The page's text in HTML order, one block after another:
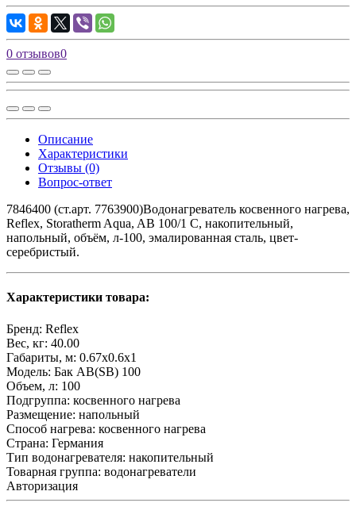
0 отзывов0
Описание
Характеристики
Отзывы (0)
Вопрос-ответ
7846400 (ст.арт. 7763900)Водонагреватель косвенного нагрева,
Reflex, Storatherm Aqua, AB 100/1 C, накопительный,
напольный, объём, л-100, эмалированная сталь, цвет-
серебристый.
Характеристики товара:
Бренд: Reflex
Вес, кг: 40.00
Габариты, м: 0.67x0.6x1
Модель: Бак AB(SB) 100
Объем, л: 100
Подгруппа: косвенного нагрева
Размещение: напольный
Способ нагрева: косвенного нагрева
Страна: Германия
Тип водонагревателя: накопительный
Товарная группа: водонагреватели
Авторизация